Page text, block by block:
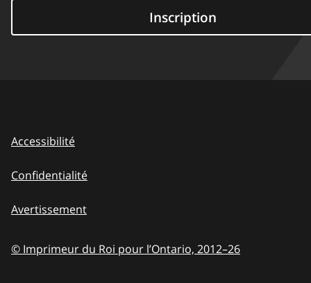
Inscription
Accessibilité
Confidentialité
Avertissement
© Imprimeur du Roi pour l’Ontario, 2012–26